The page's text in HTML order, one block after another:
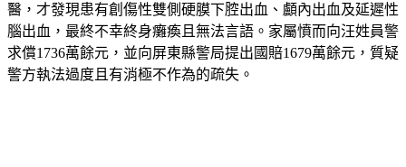
醫，才發現患有創傷性雙側硬膜下腔出血、顱內出血及延遲性
腦出血，最終不幸終身癱瘓且無法言語。家屬憤而向汪姓員警
求償1736萬餘元，並向屏東縣警局提出國賠1679萬餘元，質疑
警方執法過度且有消極不作為的疏失。